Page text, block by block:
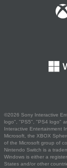
©2026 Sony Interactive
logo", "PS5", "PS4 logo"
Interactive Entertainment
Microsoft, the XBOX
of the Microsoft group of
Nintendo Switch is a
Windows is either a
States and/or other